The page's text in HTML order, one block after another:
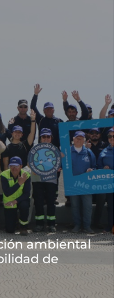
ambiental
de